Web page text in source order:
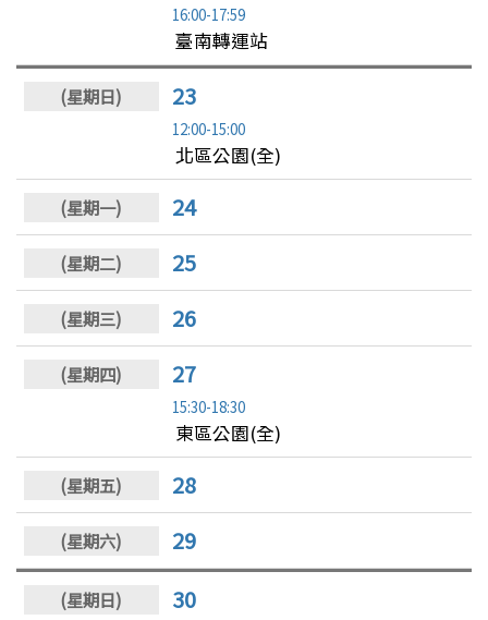
16:00-17:59
臺南轉運站
23
12:00-15:00
北區公園(全)
24
25
26
27
15:30-18:30
東區公園(全)
28
29
30